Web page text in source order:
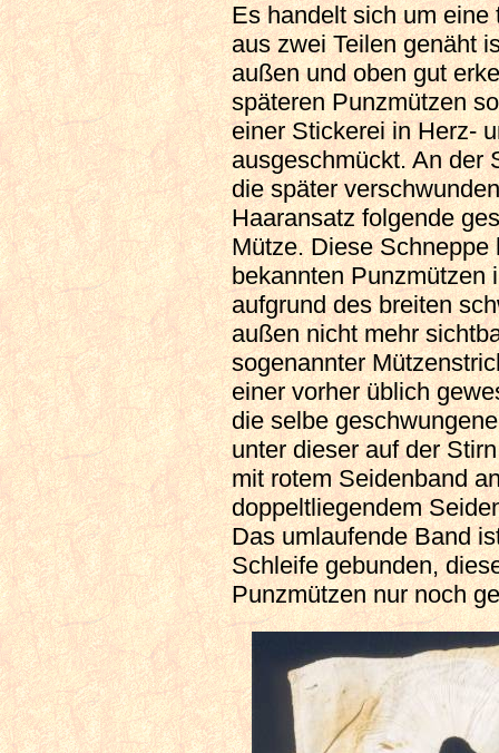
Es handelt sich um
aus zwei Teilen genäht
außen und oben gut
späteren Punzmützen
einer Stickerei in Herz-
ausgeschmückt. An der
die später
Haaransatz folgende
Mütze. Diese
bekannten Punzmützen
aufgrund des breiten
außen nicht mehr
sogenannter
einer vorher üblich
die selbe
unter dieser auf der
mit rotem Seidenband
doppeltliegendem
Das umlaufende Band
Schleife gebunden,
Punzmützen nur noch